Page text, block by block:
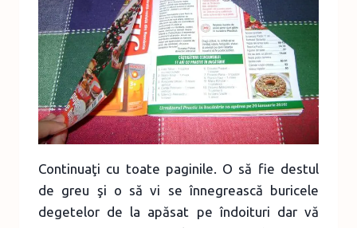
Continuaţi cu toate paginile. O să fie destul
de greu şi o să vi se înnegrească buricele
degetelor de la apăsat pe îndoituri dar vă